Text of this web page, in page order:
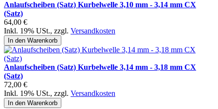
Anlaufscheiben (Satz) Kurbelwelle 3,10 mm - 3,14 mm CX
(Satz)
64,00 €
Inkl. 19% USt., zzgl. Versandkosten
In den Warenkorb
Anlaufscheiben (Satz) Kurbelwelle 3,14 mm - 3,18 mm CX
(Satz)
72,00 €
Inkl. 19% USt., zzgl. Versandkosten
In den Warenkorb